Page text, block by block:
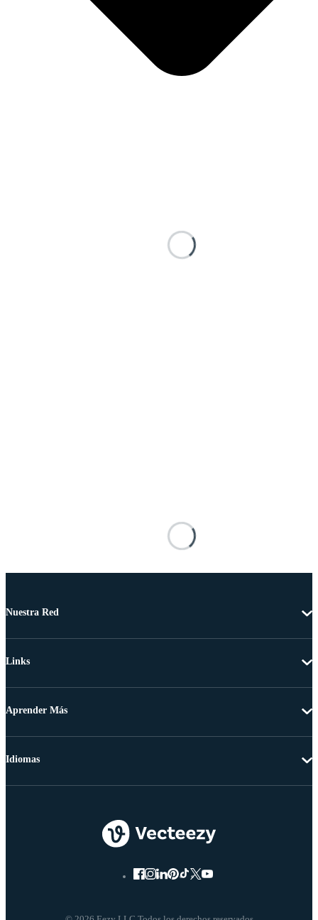
Nuestra Red
Links
Aprender Más
Idiomas